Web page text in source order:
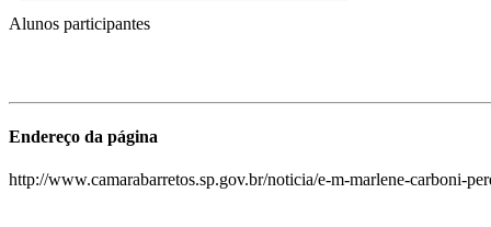
Alunos participantes
Endereço da página
http://www.camarabarretos.sp.gov.br/noticia/e-m-marlene-carboni-